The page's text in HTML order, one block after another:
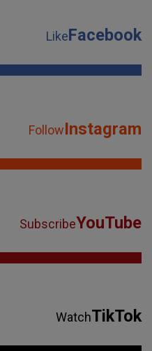
LikeFacebook
FollowInstagram
SubscribeYouTube
WatchTikTok